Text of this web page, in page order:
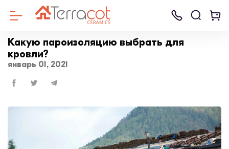
Клинкерный
Клинкерная
Керамические
Керамическая
Клинкерная
Ammonit
Дренажные
Какую пароизоляцию выбрать для
кровли?
январь 01, 2021